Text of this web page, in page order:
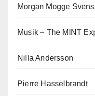
Morgan Mogge
Musik – The MINT
Nilla Andersson
Pierre Hasselbrandt